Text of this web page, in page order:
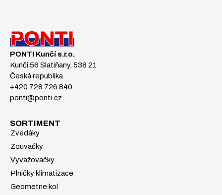
PONTI Kunčí s.r.o.
Kunčí 56 Slatiňany, 538 21
Česká republika
+420 728 726 840
ponti@ponti.cz
SORTIMENT
Zvedáky
Zouvačky
Vyvažovačky
Plničky klimatizace
Geometrie kol